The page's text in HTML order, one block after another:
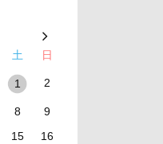
土 日
1 2
8
9
15
16